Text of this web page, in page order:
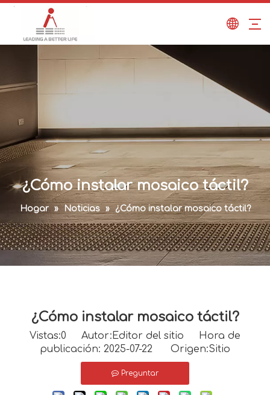
¿Cómo instalar mosaico táctil?
Hogar » Noticias » ¿Cómo instalar mosaico táctil?
¿Cómo instalar mosaico táctil?
Vistas:0 Autor:Editor del sitio Hora de
publicación: 2025-07-22 Origen:Sitio
Preguntar